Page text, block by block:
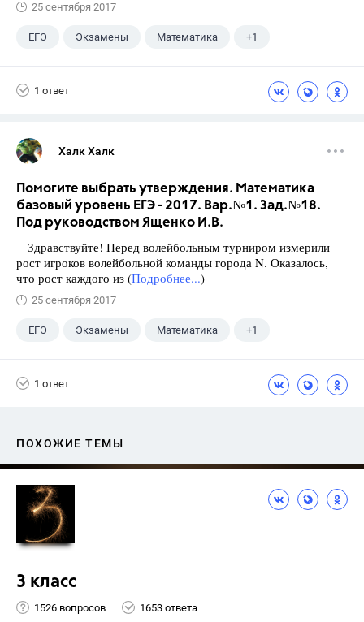
25 сентября 2017
ЕГЭ Экзамены Математика +1
1 ответ
Халк Халк
Помогите выбрать утверждения. Математика
базовый уровень ЕГЭ - 2017. Вар.№1. Зад.№18.
Под руководством Ященко И.В.
Здравствуйте! Перед волейбольным турниром измерили
рост игроков волейбольной команды города N. Оказалось,
что рост каждого из (Подробнее...)
25 сентября 2017
ЕГЭ Экзамены Математика +1
1 ответ
ПОХОЖИЕ ТЕМЫ
3 класс
1526 вопросов 1653 ответа